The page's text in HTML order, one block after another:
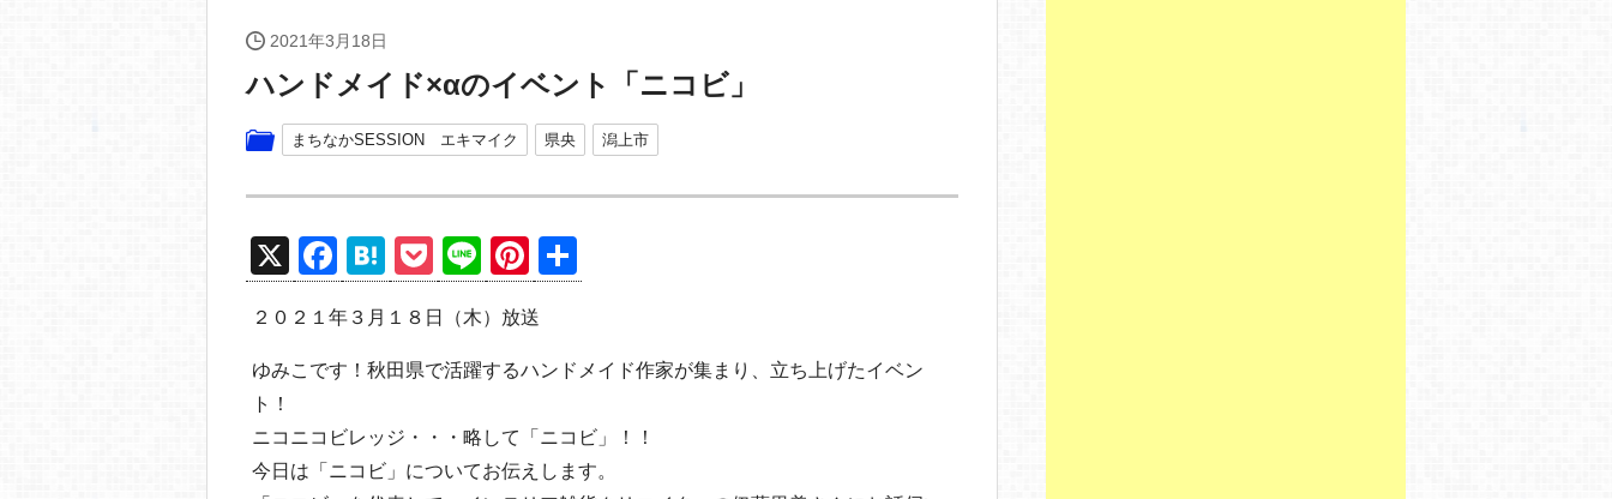
2021年3月18日
ハンドメイド×αのイベント「ニコビ」
まちなかSESSION エキマイク 県央 潟上市
X
F
a
c
e
o
o
H
at
e
n
P
o
ck
et
Li
n
e
Pi
nt
er
e
有
２０２１年３月１８日（木）放送
ゆみこです！秋田県で活躍するハンドメイド作家が集まり、立ち上げたイベン
ト！
ニコニコビレッジ・・・略して「ニコビ」！！
今日は「ニコビ」についてお伝えします。